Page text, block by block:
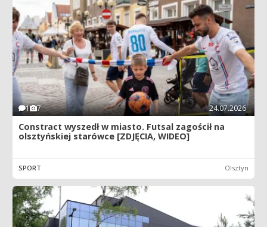
1 7 24.07.2026
Constract wyszedł w miasto. Futsal zagościł na
olsztyńskiej starówce [ZDJĘCIA, WIDEO]
SPORT Olsztyn